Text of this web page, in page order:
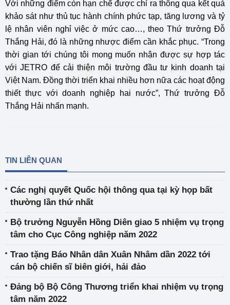
Với những điểm còn hạn chế được chỉ ra thông qua kết quả
khảo sát như thủ tục hành chính phức tạp, tăng lương và tỷ
lệ nhân viên nghỉ việc ở mức cao…, theo Thứ trưởng Đỗ
Thắng Hải, đó là những nhược điểm cần khắc phục. “Trong
thời gian tới chúng tôi mong muốn nhận được sự hợp tác
với JETRO để cải thiện môi trường đầu tư kinh doanh tại
Việt Nam. Đồng thời triển khai nhiều hơn nữa các hoạt động
thiết thực với doanh nghiệp hai nước”, Thứ trưởng Đỗ
Thắng Hải nhấn mạnh.
TIN LIÊN QUAN
Các nghị quyết Quốc hội thông qua tại kỳ họp bất
thường lần thứ nhất
Bộ trưởng Nguyễn Hồng Diên giao 5 nhiệm vụ trọng
tâm cho Cục Công nghiệp năm 2022
Trao tặng Báo Nhân dân Xuân Nhâm dần 2022 tới
cán bộ chiến sĩ biên giới, hải đảo
Đảng bộ Bộ Công Thương triển khai nhiệm vụ trọng
tâm năm 2022